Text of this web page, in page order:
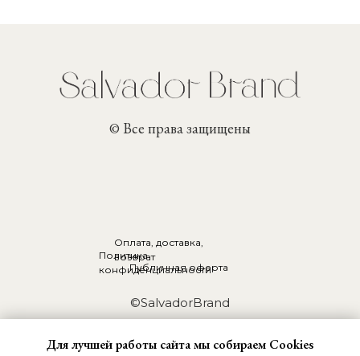
Для лучшей работы сайта мы собираем Cookies
© Все права защищены
Политика
конфиденциальности
Оплата, доставка,
возврат
Публичная оферта
©SalvadorBrand
ИП Великанова Анфиса Валерьевна
ИНН 422110304200